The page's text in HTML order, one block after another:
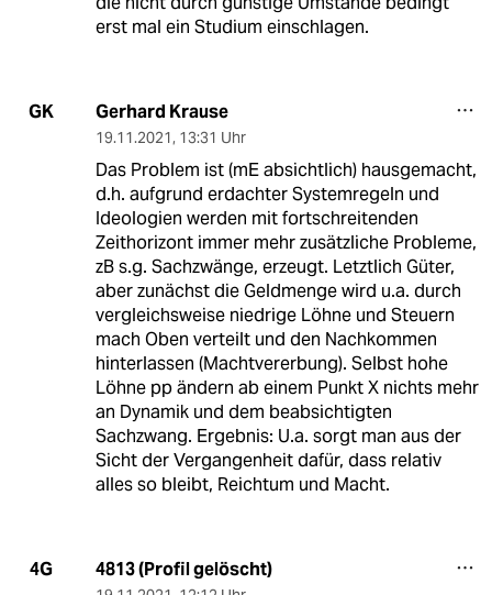
erst mal ein Studium einschlagen.
GK Gerhard Krause
19.11.2021, 13:31 Uhr
Das Problem ist (mE absichtlich) hausgemacht,
d.h. aufgrund erdachter Systemregeln und
Ideologien werden mit fortschreitenden
Zeithorizont immer mehr zusätzliche Probleme,
zB s.g. Sachzwänge, erzeugt. Letztlich Güter,
aber zunächst die Geldmenge wird u.a. durch
vergleichsweise niedrige Löhne und Steuern
mach Oben verteilt und den Nachkommen
hinterlassen (Machtvererbung). Selbst hohe
Löhne pp ändern ab einem Punkt X nichts mehr
an Dynamik und dem beabsichtigten
Sachzwang. Ergebnis: U.a. sorgt man aus der
Sicht der Vergangenheit dafür, dass relativ
alles so bleibt, Reichtum und Macht.
4G 4813 (Profil gelöscht)